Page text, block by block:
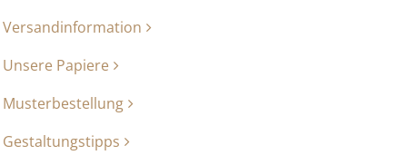
Versandinformation
Unsere Papiere
Musterbestellung
Gestaltungstipps